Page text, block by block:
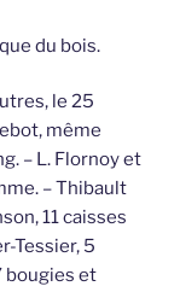
du bois.
le 25
même
– L. Flornoy et
– Thibault
11 caisses
Tessier, 5
bougies et